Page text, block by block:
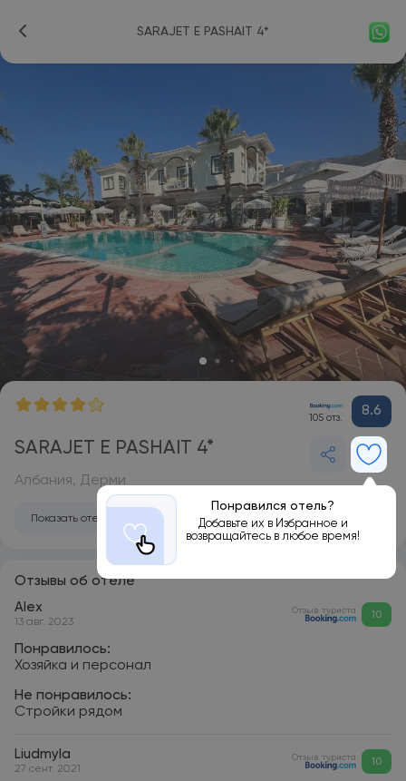
SARAJET E PASHAIT 4*
105 отз. 8.6
SARAJET E PASHAIT 4*
Понравился отель?
Добавьте их в Избранное и
возвращайтесь в любое время!
Албания, Дерми
Показать отель на карте
Отзывы об отеле
Alex
13 авг. 2023
Отзыв туриста 10
Понравилось:
Хозяйка и персонал
Не понравилось:
Стройки рядом
Liudmyla
27 сент. 2021
Отзыв туриста 10